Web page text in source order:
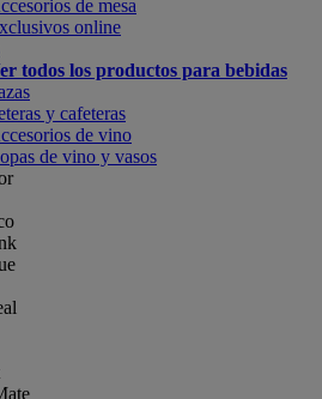
de mesa
online
todos los productos para bebidas
y cafeteras
de vino
de vino y vasos